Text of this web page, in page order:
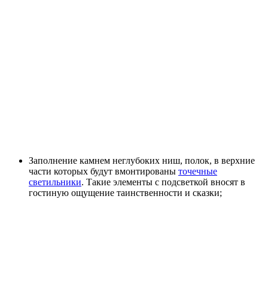
Заполнение камнем неглубоких ниш, полок, в верхние
части которых будут вмонтированы точечные
светильники. Такие элементы с подсветкой вносят в
гостиную ощущение таинственности и сказки;